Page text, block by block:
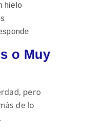
hielo
o Muy
pero
de lo